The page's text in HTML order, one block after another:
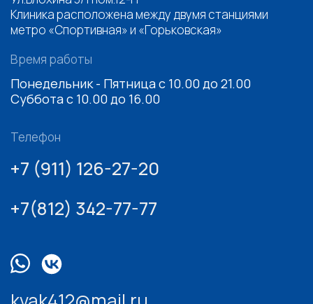
Клиника расположена между двумя станциями
метро «Спортивная» и «Горьковская»
Время работы
Понедельник - Пятница с 10.00 до 21.00
Суббота с 10.00 до 16.00
Телефон
+7 (911) 126-27-20
+7(812) 342-77-77